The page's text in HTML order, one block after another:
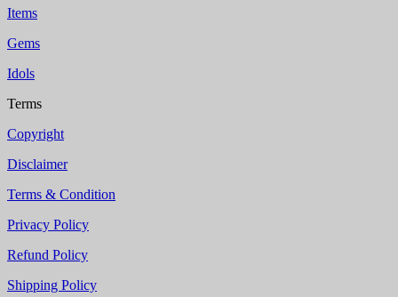
Items
Gems
Idols
Terms
Copyright
Disclaimer
Terms & Condition
Privacy Policy
Refund Policy
Shipping Policy